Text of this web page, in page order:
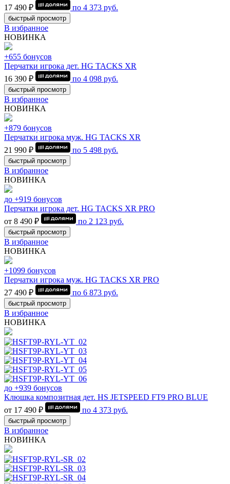
17 490 ₽
по 4 373 руб.
быстрый просмотр
В избранное
НОВИНКА
+655 бонусов
Перчатки игрока дет. HG TACKS XR
16 390 ₽
по 4 098 руб.
быстрый просмотр
В избранное
НОВИНКА
+879 бонусов
Перчатки игрока муж. HG TACKS XR
21 990 ₽
по 5 498 руб.
быстрый просмотр
В избранное
НОВИНКА
до +919 бонусов
Перчатки игрока дет. HG TACKS XR PRO
от 8 490 ₽
по 2 123 руб.
быстрый просмотр
В избранное
НОВИНКА
+1099 бонусов
Перчатки игрока муж. HG TACKS XR PRO
27 490 ₽
по 6 873 руб.
быстрый просмотр
В избранное
НОВИНКА
до +939 бонусов
Клюшка композитная дет. HS JETSPEED FT9 PRO BLUE
от 17 490 ₽
по 4 373 руб.
быстрый просмотр
В избранное
НОВИНКА